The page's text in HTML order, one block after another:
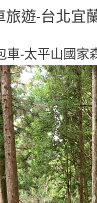
旅遊-台北宜
車-太平山國家